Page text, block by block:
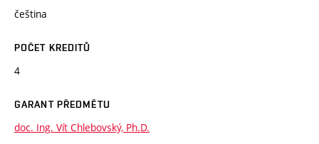
čeština
POČET KREDITŮ
4
GARANT PŘEDMĚTU
doc. Ing. Vít Chlebovský, Ph.D.